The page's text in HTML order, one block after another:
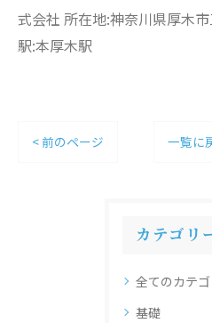
式会社 所在地:神奈川県厚木
駅:本厚木駅
< 前のページ 一覧に
カテゴリ
全てのカテ
基礎